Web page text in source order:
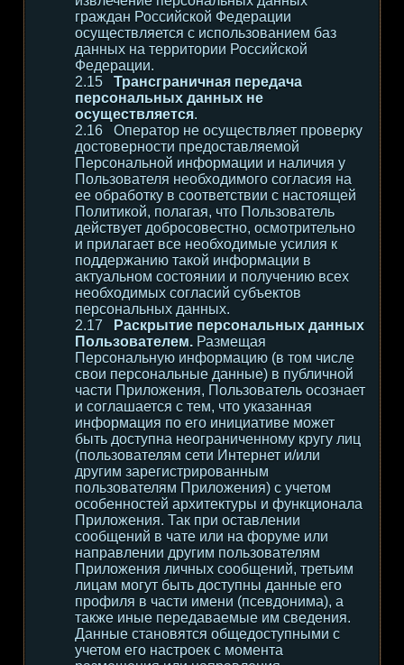
граждан Российской Федерации
осуществляется с использованием баз
данных на территории Российской
Федерации.
Трансграничная передача
персональных данных не
осуществляется.
Оператор не осуществляет проверку
достоверности предоставляемой
Персональной информации и наличия у
Пользователя необходимого согласия на
ее обработку в соответствии с настоящей
Политикой, полагая, что Пользователь
действует добросовестно, осмотрительно
и прилагает все необходимые усилия к
поддержанию такой информации в
актуальном состоянии и получению всех
необходимых согласий субъектов
персональных данных.
Раскрытие персональных данных
Пользователем. Размещая
Персональную информацию (в том числе
свои персональные данные) в публичной
части Приложения, Пользователь осознает
и соглашается с тем, что указанная
информация по его инициативе может
быть доступна неограниченному кругу лиц
(пользователям сети Интернет и/или
другим зарегистрированным
пользователям Приложения) с учетом
особенностей архитектуры и функционала
Приложения. Так при оставлении
сообщений в чате или на форуме или
направлении другим пользователям
Приложения личных сообщений, третьим
лицам могут быть доступны данные его
профиля в части имени (псевдонима), а
также иные передаваемые им сведения.
Данные становятся общедоступными с
учетом его настроек с момента